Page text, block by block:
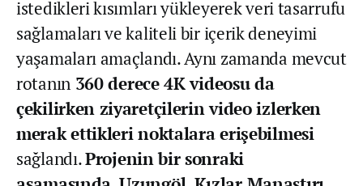
istedikleri kısımları yükleyerek veri tasarrufu
sağlamaları ve kaliteli bir içerik deneyimi
yaşamaları amaçlandı. Aynı zamanda mevcut
rotanın360 derece 4K videosu da
çekilirken ziyaretçilerin video izlerken
merak ettikleri noktalara erişebilmesi
sağlandı.Projenin bir sonraki